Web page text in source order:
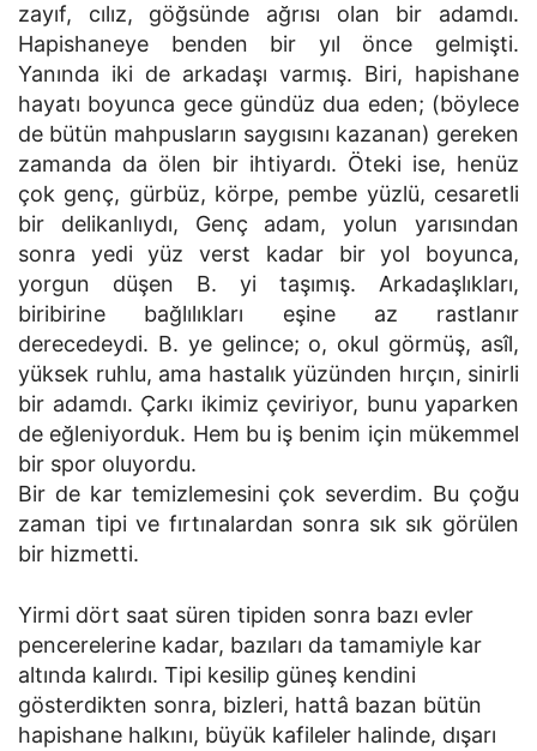
zayıf, cılız, göğsünde ağrısı olan bir adamdı.
Hapishaneye benden bir yıl önce gelmişti.
Yanında iki de arkadaşı varmış. Biri, hapishane
hayatı boyunca gece gündüz dua eden; (böylece
de bütün mahpusların saygısını kazanan) gereken
zamanda da ölen bir ihtiyardı. Öteki ise, henüz
çok genç, gürbüz, körpe, pembe yüzlü, cesaretli
bir delikanlıydı, Genç adam, yolun yarısından
sonra yedi yüz verst kadar bir yol boyunca,
yorgun düşen B. yi taşımış. Arkadaşlıkları,
biribirine bağlılıkları eşine az rastlanır
derecedeydi. B. ye gelince; o, okul görmüş, asîl,
yüksek ruhlu, ama hastalık yüzünden hırçın, sinirli
bir adamdı. Çarkı ikimiz çeviriyor, bunu yaparken
de eğleniyorduk. Hem bu iş benim için mükemmel
bir spor oluyordu.
Bir de kar temizlemesini çok severdim. Bu çoğu
zaman tipi ve fırtınalardan sonra sık sık görülen
bir hizmetti.
Yirmi dört saat süren tipiden sonra bazı evler
pencerelerine kadar, bazıları da tamamiyle kar
altında kalırdı. Tipi kesilip güneş kendini
gösterdikten sonra, bizleri, hattâ bazan bütün
hapishane halkını, büyük kafileler halinde, dışarı